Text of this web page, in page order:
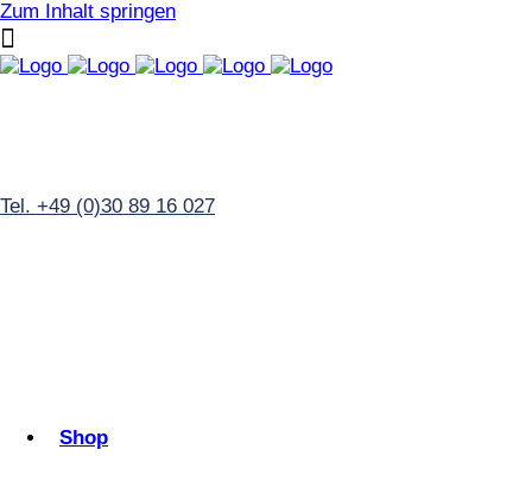
Zum Inhalt springen
Tel. +49 (0)30 89 16 027
Shop